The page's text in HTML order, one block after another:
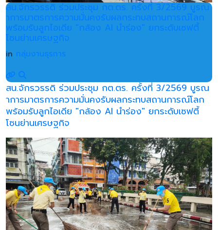
สน.จักรวรรดิ ร่วมประชุม กต.ตร. ครั้งที่ 3/2569 บูรณ
าการมาตรการความมั่นคงรับผลกระทบสถานการณ์โลก
พร้อมรับลูกไอเดีย "กล้อง AI นำร่อง" ยกระดับเซฟตี้
โซนย่านเศรษฐกิจ
in กลุ่มงานธุรการ
สน.จักรวรรดิ ร่วมประชุม กต.ตร. ครั้งที่ 3/2569 บูรณ
าการมาตรการความมั่นคงรับผลกระทบสถานการณ์โลก
พร้อมรับลูกไอเดีย "กล้อง AI นำร่อง" ยกระดับเซฟตี้
โซนย่านเศรษฐกิจ